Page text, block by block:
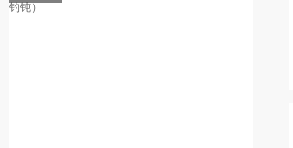
人说打上个十几个窝子，看哪里有动静去